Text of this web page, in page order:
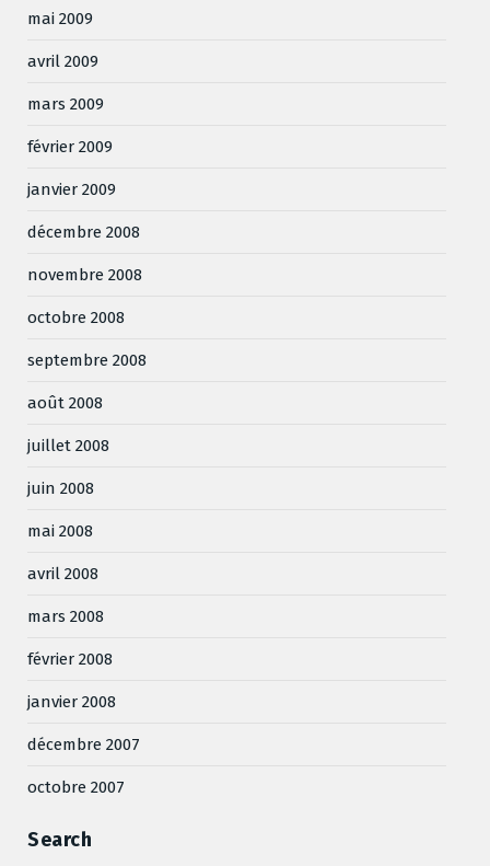
mai 2009
avril 2009
mars 2009
février 2009
janvier 2009
décembre 2008
novembre 2008
octobre 2008
septembre 2008
août 2008
juillet 2008
juin 2008
mai 2008
avril 2008
mars 2008
février 2008
janvier 2008
décembre 2007
octobre 2007
Search